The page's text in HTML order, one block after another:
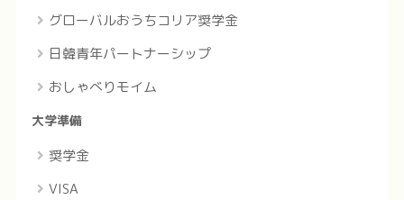
グローバルおうちコリア奨学金
日韓青年パートナーシップ
おしゃべりモイム
大学準備
奨学金
VISA